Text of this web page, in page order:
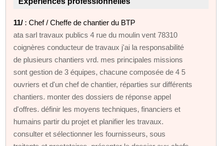
11/ : Chef / Cheffe de chantier du BTP
ata sarl travaux publics 4 rue du moulin vent 78310
coignères conducteur de travaux j'ai la responsabilité
de plusieurs chantiers vrd. mes principales missions
sont gestion de 3 équipes, chacune composée de 4 5
ouvriers et d'un chef de chantier, réparties sur différents
chantiers. monter des dossiers de réponse appel
d'offres. définir les moyens techniques, financiers et
humains partir du projet et planifier les travaux.
consulter et sélectionner les fournisseurs, sous